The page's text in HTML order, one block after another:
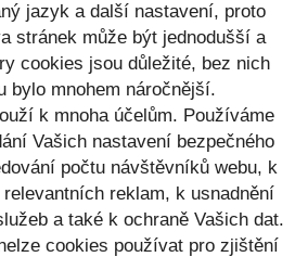
jazyk a další nastavení, proto
stránek může být jednodušší a
cookies jsou důležité, bez nich
bylo mnohem náročnější.
k mnoha účelům. Používáme
Vašich nastavení bezpečného
počtu návštěvníků webu, k
reklam, k usnadnění
a také k ochraně Vašich dat.
cookies používat pro zjištění